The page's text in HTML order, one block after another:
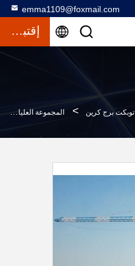
emma1109@foxmail.com
إقتباس
توبكت برج كرين > المجموعة العليا الرافعة البرج Fo / 23b نظام المراقبة مع ربط في الجهاز